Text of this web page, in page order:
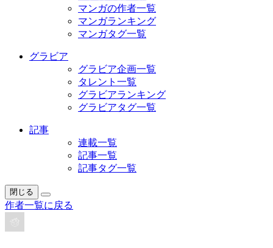
マンガの作者一覧
マンガランキング
マンガタグ一覧
グラビア
グラビア企画一覧
タレント一覧
グラビアランキング
グラビアタグ一覧
記事
連載一覧
記事一覧
記事タグ一覧
閉じる
作者一覧に戻る